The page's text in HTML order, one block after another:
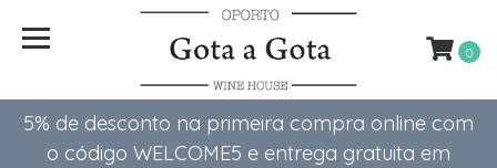
5% de desconto na primeira compra online com
o código WELCOME5 e entrega gratuita em
0